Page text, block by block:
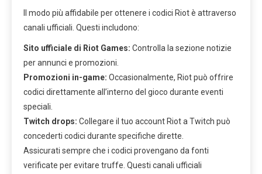
Il modo più affidabile per ottenere i codici Riot è attraverso
canali ufficiali. Questi includono:
Sito ufficiale di Riot Games: Controlla la sezione notizie
per annunci e promozioni.
Promozioni in-game: Occasionalmente, Riot può offrire
codici direttamente all’interno del gioco durante eventi
speciali.
Twitch drops: Collegare il tuo account Riot a Twitch può
concederti codici durante specifiche dirette.
Assicurati sempre che i codici provengano da fonti
verificate per evitare truffe. Questi canali ufficiali